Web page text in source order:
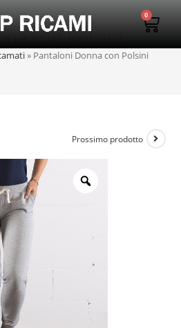
0
con Polsini
» Pantaloni Donna con Polsini
Prossimo prodotto